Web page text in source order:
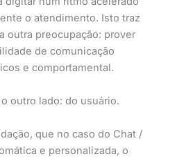
o atendimento. Isto traz
outra preocupação: prover
de comunicação
e comportamental.
outro lado: do usuário.
que no caso do Chat /
e personalizada, o